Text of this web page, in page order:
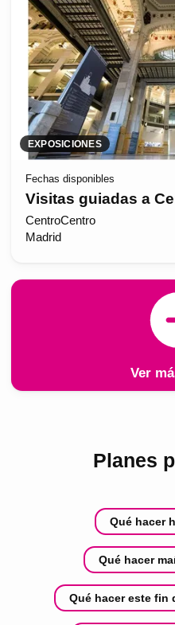
EXPOSICIONES
Fechas disponibles
Visitas guiadas a
CentroCentro
Madrid
Ver
Planes
Qué hacer
Qué hacer
Qué hacer este fin